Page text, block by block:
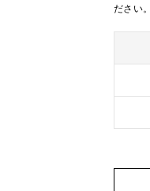
ださい。